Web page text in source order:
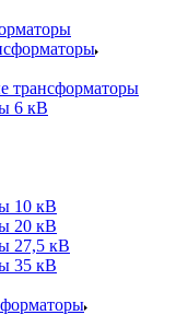
трансформаторы
6 кВ
10 кВ
20 кВ
27,5 кВ
35 кВ